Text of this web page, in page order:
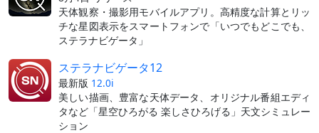
天体観察・撮影用モバイルアプリ。高精度な計算とリッ
チな星図表示をスマートフォンで「いつでもどこでも、
ステラナビゲータ」
ステラナビゲータ12
最新版 12.0i
美しい描画、豊富な天体データ、オリジナル番組エディ
タなど「星空ひろがる 楽しさひろげる」天文シミュレー
ション